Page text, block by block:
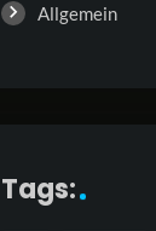
Allgemein
Tags: